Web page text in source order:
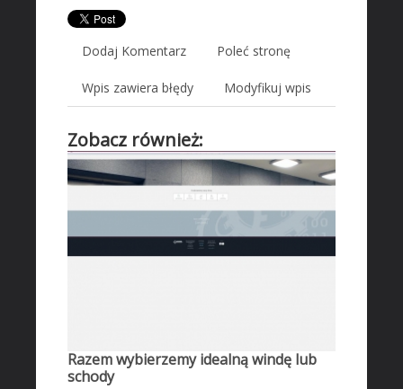
Meble
Wyposażenie Łazienki
Odzież
Elektronika, RTV, AGD
Art. Dla Zwierząt
Narzędzia
Dodaj Komentarz Poleć stronę
Wpis zawiera błędy Modyfikuj wpis
Zobacz również:
Razem wybierzemy idealną windę lub
schody